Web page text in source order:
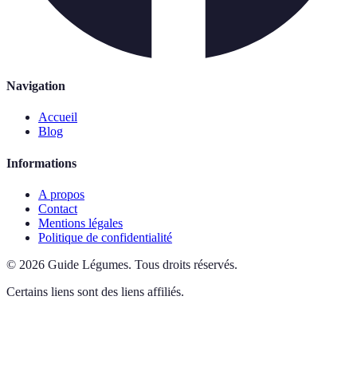
Navigation
Accueil
Blog
Informations
A propos
Contact
Mentions légales
Politique de confidentialité
© 2026 Guide Légumes. Tous droits réservés.
Certains liens sont des liens affiliés.